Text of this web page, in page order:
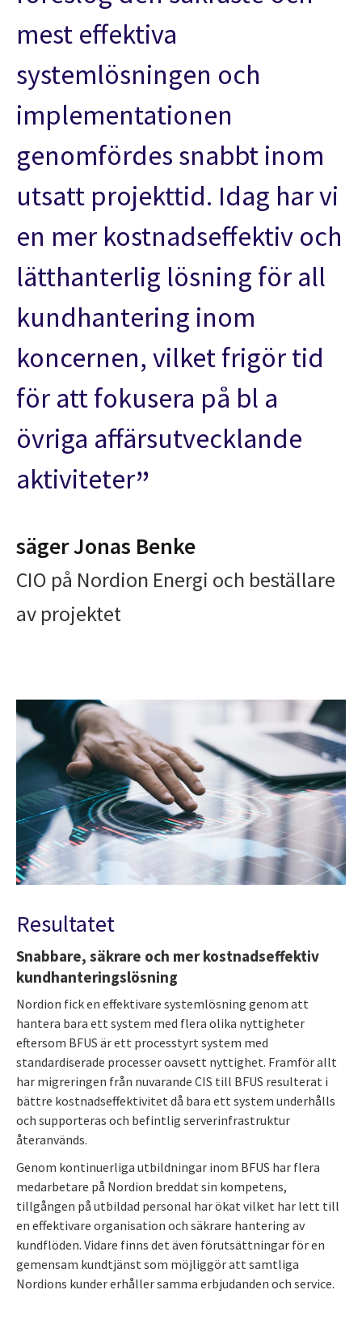
mest effektiva
systemlösningen och
implementationen
genomfördes snabbt inom
utsatt projekttid. Idag har vi
en mer kostnadseffektiv och
lätthanterlig lösning för all
kundhantering inom
koncernen, vilket frigör tid
för att fokusera på bl a
övriga affärsutvecklande
aktiviteter
säger Jonas Benke
CIO på Nordion Energi och beställare
av projektet
Resultatet
Snabbare, säkrare och mer kostnadseffektiv
kundhanteringslösning
Nordion fick en effektivare systemlösning genom att
hantera bara ett system med flera olika nyttigheter
eftersom BFUS är ett processtyrt system med
standardiserade processer oavsett nyttighet. Framför allt
har migreringen från nuvarande CIS till BFUS resulterat i
bättre kostnadseffektivitet då bara ett system underhålls
och supporteras och befintlig serverinfrastruktur
återanvänds.
Genom kontinuerliga utbildningar inom BFUS har flera
medarbetare på Nordion breddat sin kompetens,
tillgången på utbildad personal har ökat vilket har lett till
en effektivare organisation och säkrare hantering av
kundflöden. Vidare finns det även förutsättningar för en
gemensam kundtjänst som möjliggör att samtliga
Nordions kunder erhåller samma erbjudanden och service.